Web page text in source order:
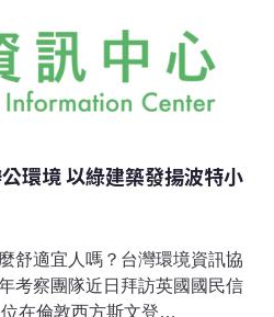
環境 以綠建築發揚波特小
舒適宜人嗎？台灣環境資訊協
考察團隊近日拜訪英國國民信
在倫敦西方斯文登